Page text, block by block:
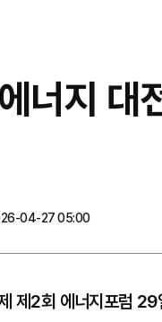
너지 대
04-27 05:00
제2회 에너지포럼 29